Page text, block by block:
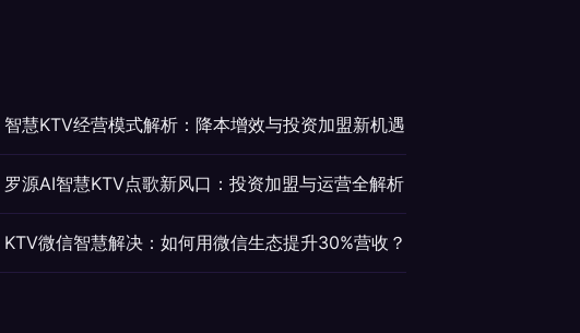
智慧KTV经营模式解析：降本增效与投资加盟新机遇
罗源AI智慧KTV点歌新风口：投资加盟与运营全解析
KTV微信智慧解决：如何用微信生态提升30%营收？